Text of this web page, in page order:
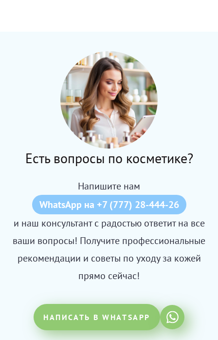
Есть вопросы по косметике?
Напишите нам
WhatsApp на +7 (777) 28-444-26
и наш консультант с радостью ответит на все
ваши вопросы! Получите профессиональные
рекомендации и советы по уходу за кожей
прямо сейчас!
НАПИСАТЬ В WHATSAPP